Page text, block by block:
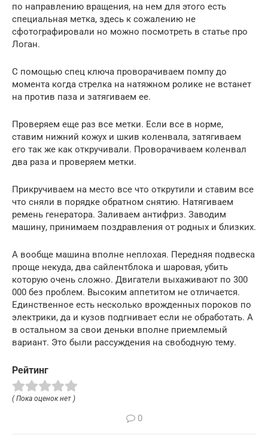
по направлению вращения, на нем для этого есть
специальная метка, здесь к сожалению не
сфотографировали но можно посмотреть в статье про
Логан.
С помощью спец ключа проворачиваем помпу до
момента когда стрелка на натяжном ролике не встанет
на против паза и затягиваем ее.
Проверяем еще раз все метки. Если все в норме,
ставим нижний кожух и шкив коленвала, затягиваем
его так же как откручивали. Проворачиваем коленвал
два раза и проверяем метки.
Прикручиваем на место все что открутили и ставим все
что сняли в порядке обратном снятию. Натягиваем
ремень генератора. Заливаем антифриз. Заводим
машину, принимаем поздравления от родных и близких.
А вообще машина вполне неплохая. Передняя подвеска
проще некуда, два сайлентблока и шаровая, убить
которую очень сложно. Двигатели выхаживают по 300
000 без проблем. Высоким аппетитом не отличается.
Единственное есть несколько врожденных пороков по
электрики, да и кузов подгнивает если не обработать. А
в остальном за свои деньки вполне приемлемый
вариант. Это были рассуждения на свободную тему.
Рейтинг
( Пока оценок нет )
0